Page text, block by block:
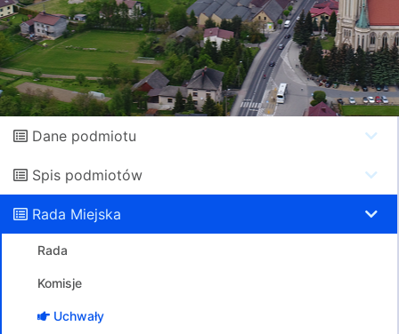
Dane podmiotu
Spis podmiotów
Rada Miejska
Rada
Komisje
Uchwały